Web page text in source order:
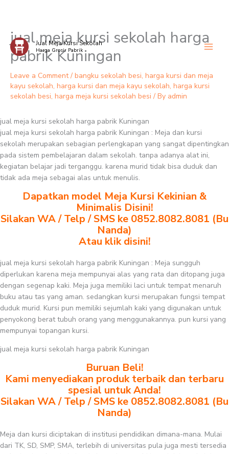
Skip
content
Jual Meja Kursi Sekolah
Harga Grosir Pabrik
jual meja kursi sekolah harga
pabrik Kuningan
Leave a Comment / bangku sekolah besi, harga kursi dan meja
kayu sekolah, harga kursi dan meja kayu sekolah, harga kursi
sekolah besi, harga meja kursi sekolah besi / By admin
jual meja kursi sekolah harga pabrik Kuningan
jual meja kursi sekolah harga pabrik Kuningan : Meja dan kursi
sekolah merupakan sebagian perlengkapan yang sangat dipentingkan
pada sistem pembelajaran dalam sekolah. tanpa adanya alat ini,
kegiatan belajar jadi terganggu. karena murid tidak bisa duduk dan
tidak ada meja sebagai alas untuk menulis.
Dapatkan model Meja Kursi Kekinian &
Minimalis Disini!
Silakan WA / Telp / SMS ke 0852.8082.8081 (Bu
Nanda)
Atau klik disini!
jual meja kursi sekolah harga pabrik Kuningan : Meja sungguh
diperlukan karena meja mempunyai alas yang rata dan ditopang juga
dengan segenap kaki. Meja juga memiliki laci untuk tempat menaruh
buku atau tas yang aman. sedangkan kursi merupakan fungsi tempat
duduk murid. Kursi pun memiliki sejumlah kaki yang digunakan untuk
penyokong berat tubuh orang yang menggunakannya. pun kursi yang
mempunyai topangan kursi.
jual meja kursi sekolah harga pabrik Kuningan
Buruan Beli!
Kami menyediakan produk terbaik dan terbaru
spesial untuk Anda!
Silakan WA / Telp / SMS ke 0852.8082.8081 (Bu
Nanda)
Meja dan kursi diciptakan di institusi pendidikan dimana-mana. Mulai
dari TK, SD, SMP, SMA, terlebih di universitas pula juga mesti tersedia